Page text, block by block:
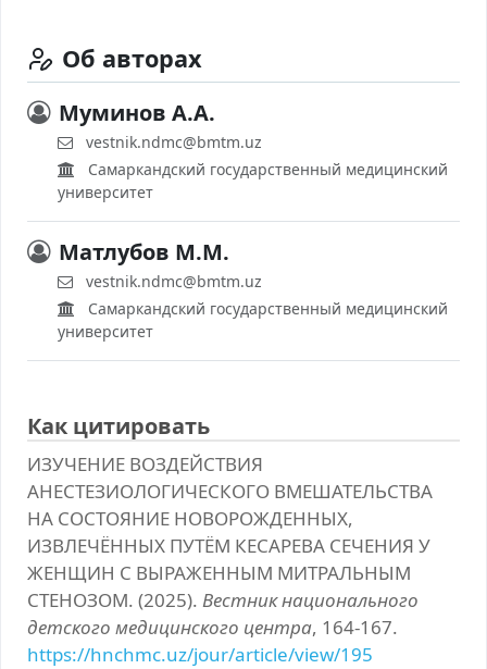
Об авторах
Муминов А.А.
vestnik.ndmc@bmtm.uz
Самаркандский государственный медицинский
университет
Матлубов М.М.
vestnik.ndmc@bmtm.uz
Самаркандский государственный медицинский
университет
Как цитировать
ИЗУЧЕНИЕ ВОЗДЕЙСТВИЯ
АНЕСТЕЗИОЛОГИЧЕСКОГО ВМЕШАТЕЛЬСТВА
НА СОСТОЯНИЕ НОВОРОЖДЕННЫХ,
ИЗВЛЕЧЁННЫХ ПУТЁМ КЕСАРЕВА СЕЧЕНИЯ У
ЖЕНЩИН С ВЫРАЖЕННЫМ МИТРАЛЬНЫМ
СТЕНОЗОМ. (2025). Вестник национального
детского медицинского центра, 164-167.
https://hnchmc.uz/jour/article/view/195